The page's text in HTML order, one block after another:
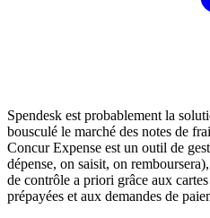
Spendesk est probablement la
bousculé le marché des notes de
Concur Expense est un outil de
dépense, on saisit, on
de contrôle a priori grâce aux
prépayées et aux demandes de